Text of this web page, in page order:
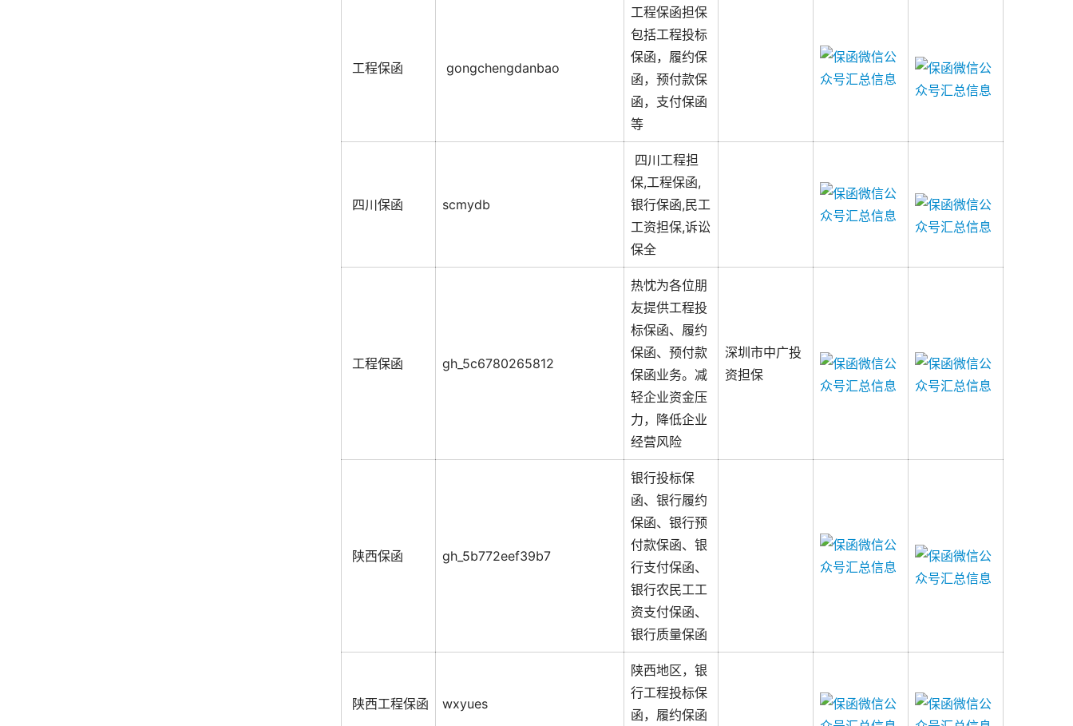
工程保函 gongchengdanbao
工程保函担保
包括工程投标
保函，履约保
函，预付款保
函，支付保函
等
四川保函 scmydb
四川工程担
保,工程保函,
银行保函,民工
工资担保,诉讼
保全
工程保函 gh_5c6780265812
热忱为各位朋
友提供工程投
标保函、履约
保函、预付款
保函业务。减
轻企业资金压
力，降低企业
经营风险
深圳市中广投
资担保
陕西保函 gh_5b772eef39b7
银行投标保
函、银行履约
保函、银行预
付款保函、银
行支付保函、
银行农民工工
资支付保函、
银行质量保函
陕西工程保函 wxyues
陕西地区，银
行工程投标保
函，履约保函